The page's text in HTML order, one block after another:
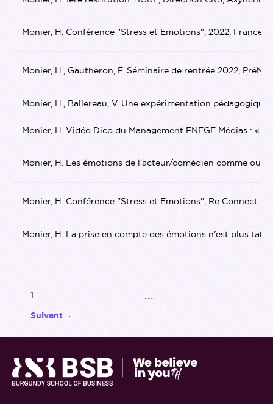
Monier, H. Conférence "Stress et Emotions", 2022, France.
Monier, H., Gautheron, F. Séminaire de rentrée 2022,
Monier, H., Ballereau, V. Une expérimentation
Monier, H. Vidéo Dico du Management FNEGE Médias :
Monier, H. Les émotions de l'acteur/comédien comme
Monier, H. Conférence "Stress et Emotions", Re Connect
Monier, H. La prise en compte des émotions n'est plus
1 ...
Suivant